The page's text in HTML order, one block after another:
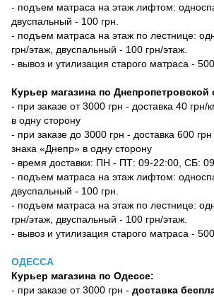
- подъем матраса на этаж лифтом:
двуспальный - 100 грн.
- подъем матраса на этаж по лестнице:
грн/этаж, двуспальный - 100 грн/этаж.
- вывоз и утилизация старого матраса -
Курьер магазина по Днепропетровской
- при заказе от 3000 грн - доставка 40 грн/
в одну сторону
- при заказе до 3000 грн - доставка 600
знака «Днепр» в одну сторону
- время доставки: ПН - ПТ: 09-22:00, СБ:
- подъем матраса на этаж лифтом:
двуспальный - 100 грн.
- подъем матраса на этаж по лестнице:
грн/этаж, двуспальный - 100 грн/этаж.
- вывоз и утилизация старого матраса -
ОДЕССА
Курьер магазина по Одессе:
- при заказе от 3000 грн - доставка